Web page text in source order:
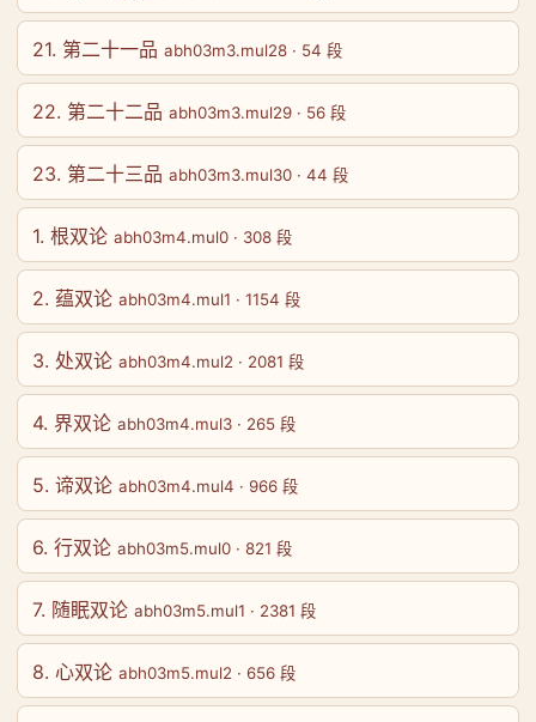
21. 第二十一品 abh03m3.mul28 · 54 段
22. 第二十二品 abh03m3.mul29 · 56 段
23. 第二十三品 abh03m3.mul30 · 44 段
1. 根双论 abh03m4.mul0 · 308 段
2. 蕴双论 abh03m4.mul1 · 1154 段
3. 处双论 abh03m4.mul2 · 2081 段
4. 界双论 abh03m4.mul3 · 265 段
5. 谛双论 abh03m4.mul4 · 966 段
6. 行双论 abh03m5.mul0 · 821 段
7. 随眠双论 abh03m5.mul1 · 2381 段
8. 心双论 abh03m5.mul2 · 656 段